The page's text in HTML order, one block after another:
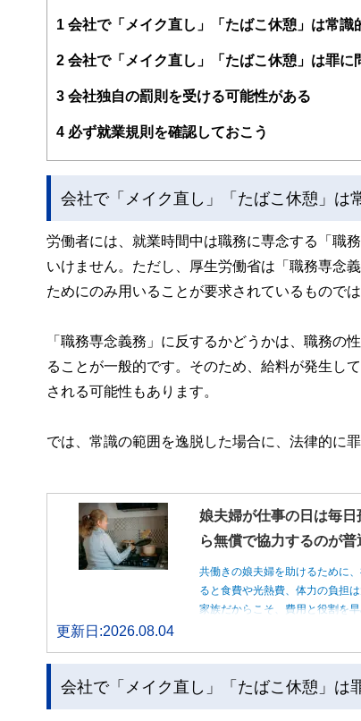
案から記事掲載まですべての工程に関わることで
FinancialFieldの特徴は、ファイナンシャルプラ
ー、公認会計士、社会保険労務士、行政書士、
と、読み応えのあるコンテンツと確かな情報発信
私たちは、快適でより良い生活のアイデアを提供
1 会社で「メイク直し」「たばこ休憩」は常識
2 会社で「メイク直し」「たばこ休憩」は罪に
3 会社独自の罰則を受ける可能性がある
4 必ず就業規則を確認しておこう
会社で「メイク直し」「たばこ休憩」は
労働者には、就業時間中は職務に専念する「職
いけません。ただし、厚生労働省は「職務専念
ためにのみ用いることが要求されているもので
「職務専念義務」に反するかどうかは、職務の
ることが一般的です。そのため、給料が発生し
される可能性もあります。
では、常識の範囲を逸脱した場合に、法律的に
娘夫婦が仕事の日は毎
ら無償で協力するのが普
共働きの娘夫婦を助けるために
ると食費や光熱費、体力の負担
家族だからこそ、費用と役割を
更新日:2026.08.04
会社で「メイク直し」「たばこ休憩」は